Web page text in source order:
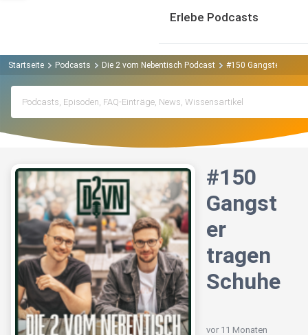
Erlebe Podcasts
Startseite Podcasts Die 2 vom Nebentisch Podcast #150 Gangster
#150
Gangst
er
tragen
Schuhe
vor 11 Monaten